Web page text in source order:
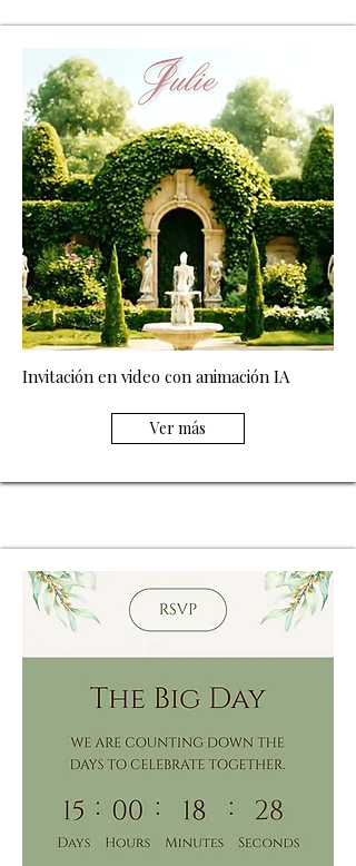
Invitación en video con animación IA
Ver más